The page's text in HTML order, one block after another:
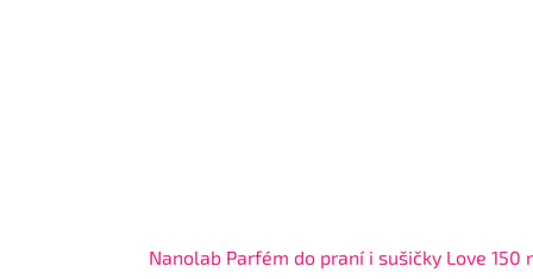
Nanolab Parfém do praní i sušičky Love 150